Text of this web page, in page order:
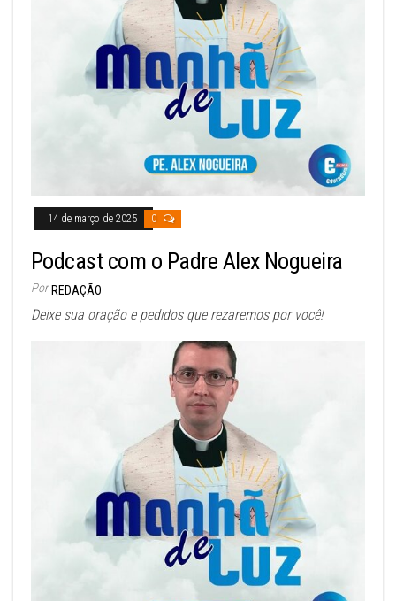
14 de março de 2025 0
Podcast com o Padre Alex Nogueira
Por REDAÇÃO
Deixe sua oração e pedidos que rezaremos por você!